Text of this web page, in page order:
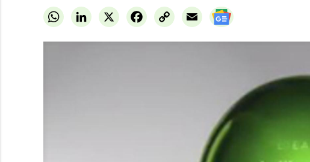
WhatsAppLinkedInX FacebookCopy
Link
Email